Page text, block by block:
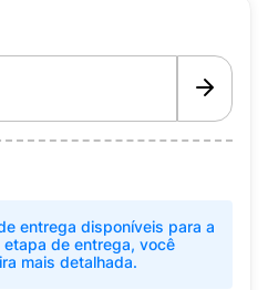
entrega disponíveis para a
de entrega, você
mais detalhada.